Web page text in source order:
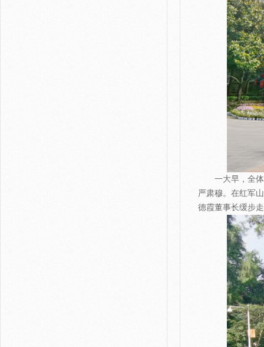
一大早，全体
严肃穆。在红军
德霞董事长缓步